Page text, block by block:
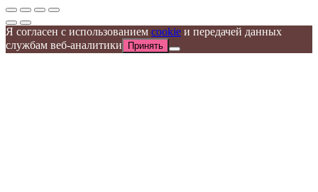
Я согласен с использованием cookie и передачей данных
службам веб-аналитики
Принять